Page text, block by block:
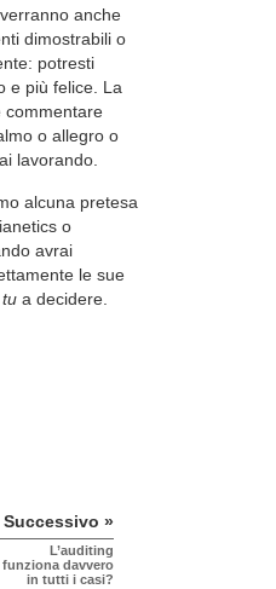
anche
dimostrabili o
potresti
e più felice. La
commentare
o allegro o
lavorando.
alcuna pretesa
o
avrai
le sue
tu a decidere.
Successivo »
L’auditing
funziona davvero
in tutti i casi?